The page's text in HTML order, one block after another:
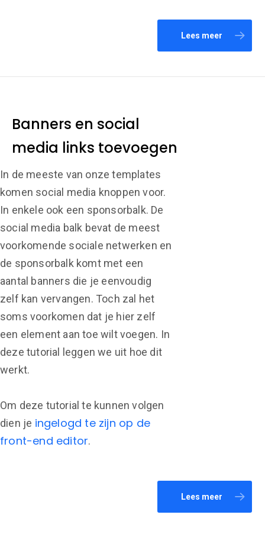
Lees meer
Banners en social
media links toevoegen
In de meeste van onze templates
komen social media knoppen voor.
In enkele ook een sponsorbalk. De
social media balk bevat de meest
voorkomende sociale netwerken en
de sponsorbalk komt met een
aantal banners die je eenvoudig
zelf kan vervangen. Toch zal het
soms voorkomen dat je hier zelf
een element aan toe wilt voegen. In
deze tutorial leggen we uit hoe dit
werkt.
Om deze tutorial te kunnen volgen
dien je ingelogd te zijn op de
front-end editor.
Lees meer